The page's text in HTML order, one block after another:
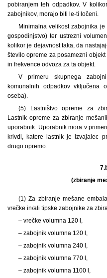
pobiranjem teh odpadkov. V
zabojnikov, morajo biti le-ti ločeni.
Minimalna velikost zabojnika
gospodinjstvo) ter ustrezni
kolikor je dejavnost taka, da
število opreme za posamezni
in frekvence odvoza za ta objekt.
V primeru skupnega
komunalnih odpadkov vključena
oseba).
(5) Lastništvo opreme za
Lastnik opreme za zbiranje
uporabnik. Uporabnik mora v
krivdi, katere lastnik je izvajalec
drugo opremo.
(zbiranje
(1) Za zbiranje mešane
vrečke in/ali tipske zabojnike za
– vrečke volumna 120 l,
– zabojnik volumna 120 l,
– zabojnik volumna 240 l,
– zabojnik volumna 770 l,
– zabojnik volumna 1100 l,